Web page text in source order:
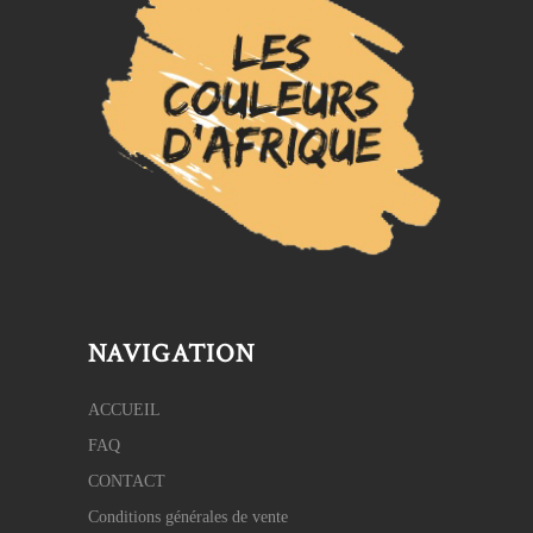
NAVIGATION
ACCUEIL
FAQ
CONTACT
Conditions générales de vente